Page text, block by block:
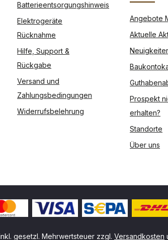
Batterieentsorgungshinweis
Elektrogeräte
Rücknahme
Hilfe, Support &
Rückgabe
Versand und
Zahlungsbedingungen
Widerrufsbelehrung
Angebote
Aktuelle
Prospekt
erhalten?
Standorte
Über uns
gesetzl. Mehrwertsteuer zzgl. Versandkosten